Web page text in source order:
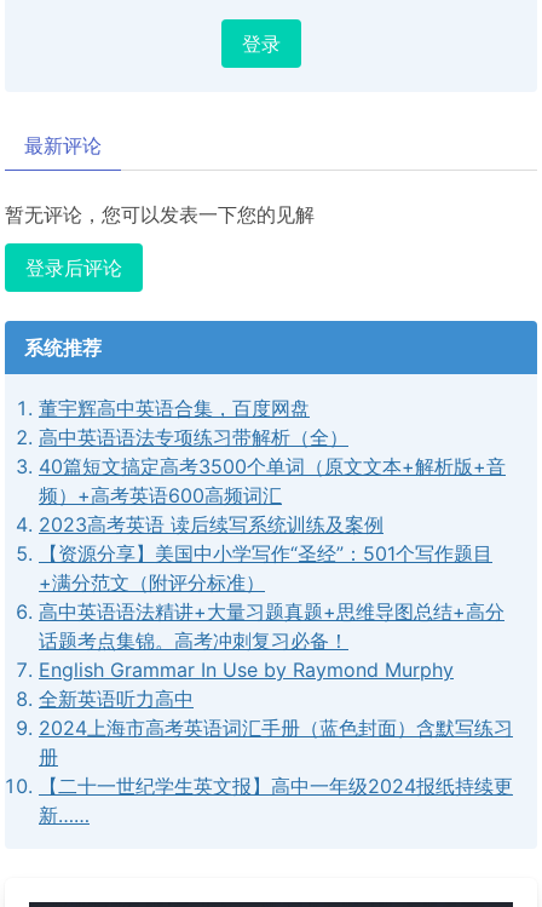
登录
最新评论
暂无评论，您可以发表一下您的见解
登录后评论
系统推荐
董宇辉高中英语合集，百度网盘
高中英语语法专项练习带解析（全）
40篇短文搞定高考3500个单词（原文文本+解析版+音
频）+高考英语600高频词汇
2023高考英语 读后续写系统训练及案例
【资源分享】美国中小学写作“圣经”：501个写作题目
+满分范文（附评分标准）
高中英语语法精讲+大量习题真题+思维导图总结+高分
话题考点集锦。高考冲刺复习必备！
English Grammar In Use by Raymond Murphy
全新英语听力高中
2024上海市高考英语词汇手册（蓝色封面）含默写练习
册
【二十一世纪学生英文报】高中一年级2024报纸持续更
新……